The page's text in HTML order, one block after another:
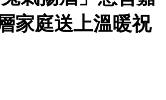
家庭送上溫暖祝